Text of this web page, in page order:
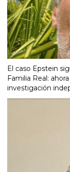
El caso Epstein
Familia Real:
investigación